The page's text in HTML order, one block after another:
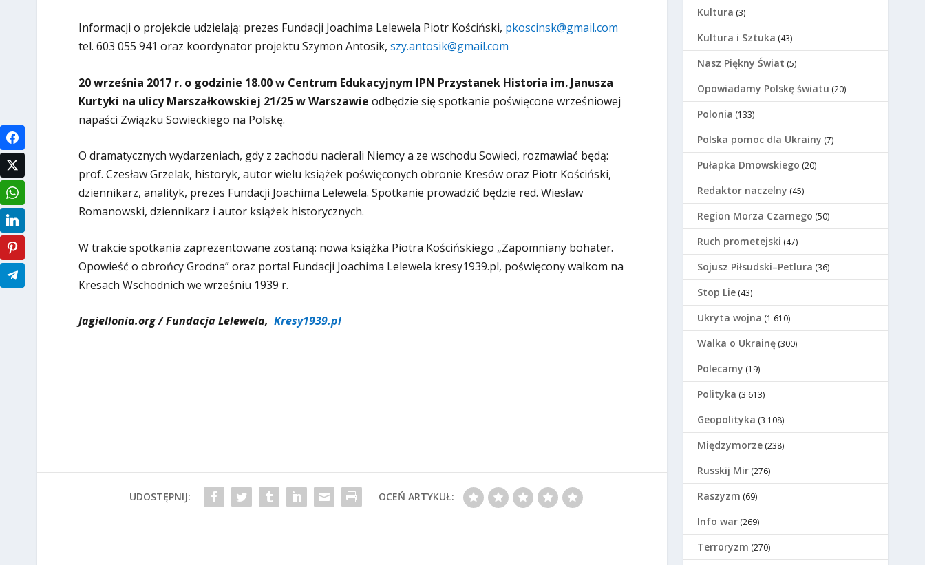
Informacji o projekcie udzielają: prezes Fundacji Joachima Lelewela Piotr Kościński, pkoscinsk@gmail.com
tel. 603 055 941 oraz koordynator projektu Szymon Antosik, szy.antosik@gmail.com
20 września 2017 r. o godzinie 18.00 w Centrum Edukacyjnym IPN Przystanek Historia im. Janusza
Kurtyki na ulicy Marszałkowskiej 21/25 w Warszawie odbędzie się spotkanie poświęcone wrześniowej
napaści Związku Sowieckiego na Polskę.
O dramatycznych wydarzeniach, gdy z zachodu nacierali Niemcy a ze wschodu Sowieci, rozmawiać będą:
prof. Czesław Grzelak, historyk, autor wielu książek poświęconych obronie Kresów oraz Piotr Kościński,
dziennikarz, analityk, prezes Fundacji Joachima Lelewela. Spotkanie prowadzić będzie red. Wiesław
Romanowski, dziennikarz i autor książek historycznych.
W trakcie spotkania zaprezentowane zostaną: nowa książka Piotra Kościńskiego „Zapomniany bohater.
Opowieść o obrońcy Grodna” oraz portal Fundacji Joachima Lelewela kresy1939.pl, poświęcony walkom na
Kresach Wschodnich we wrześniu 1939 r.
Jagiellonia.org / Fundacja Lelewela, Kresy1939.pl
UDOSTĘPNIJ: OCEŃ ARTYKUŁ:
Kultura (3)
Kultura i Sztuka (43)
Nasz Piękny Świat (5)
Opowiadamy Polskę światu (20)
Polonia (133)
Polska pomoc dla Ukrainy (7)
Pułapka Dmowskiego (20)
Redaktor naczelny (45)
Region Morza Czarnego (50)
Ruch prometejski (47)
Sojusz Piłsudski–Petlura (36)
Stop Lie (43)
Ukryta wojna (1 610)
Walka o Ukrainę (300)
Polecamy (19)
Polityka (3 613)
Geopolityka (3 108)
Międzymorze (238)
Russkij Mir (276)
Raszyzm (69)
Info war (269)
Terroryzm (270)